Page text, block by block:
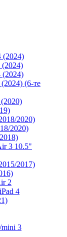
(2024)
(2024)
(2024)
(6-те
2020)
2020)
3 10.5"
2017)
2
4
mini 3